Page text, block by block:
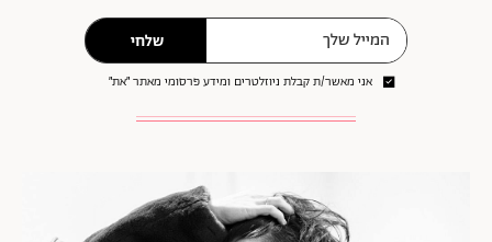
שלחי
אני מאשר/ת קבלת ניוזלטרים ומידע פרסומי מאתר ״את״